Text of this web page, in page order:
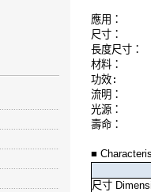
應用：
尺寸：
長度尺寸：
材料：
功效:
流明：
光源：
壽命：
■
尺寸